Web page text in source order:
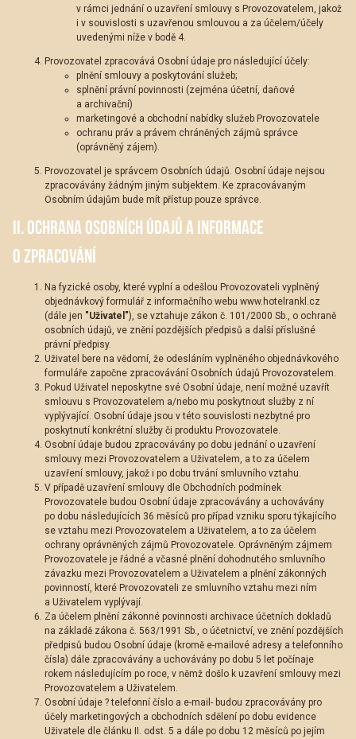
v rámci jednání o uzavření smlouvy s Provozovatelem, jakož
i v souvislosti s uzavřenou smlouvou a za účelem/účely
uvedenými níže v bodě 4.
Provozovatel zpracovává Osobní údaje pro následující účely:
plnění smlouvy a poskytování služeb;
splnění právní povinnosti (zejména účetní, daňové
a archivační)
marketingové a obchodní nabídky služeb Provozovatele
ochranu práv a právem chráněných zájmů správce
(oprávněný zájem).
Provozovatel je správcem Osobních údajů. Osobní údaje nejsou
zpracovávány žádným jiným subjektem. Ke zpracovávaným
Osobním údajům bude mít přístup pouze správce.
II. OCHRANA OSOBNÍCH ÚDAJŮ A INFORMACE
O ZPRACOVÁNÍ
Na fyzické osoby, které vyplní a odešlou Provozovateli vyplněný
objednávkový formulář z informačního webu www.hotelrankl.cz
(dále jen "Uživatel"), se vztahuje zákon č. 101/2000 Sb., o ochraně
osobních údajů, ve znění pozdějších předpisů a další příslušné
právní předpisy.
Uživatel bere na vědomí, že odesláním vyplněného objednávkového
formuláře započne zpracovávání Osobních údajů Provozovatelem.
Pokud Uživatel neposkytne své Osobní údaje, není možné uzavřít
smlouvu s Provozovatelem a/nebo mu poskytnout služby z ní
vyplývající. Osobní údaje jsou v této souvislosti nezbytné pro
poskytnutí konkrétní služby či produktu Provozovatele.
Osobní údaje budou zpracovávány po dobu jednání o uzavření
smlouvy mezi Provozovatelem a Uživatelem, a to za účelem
uzavření smlouvy, jakož i po dobu trvání smluvního vztahu.
V případě uzavření smlouvy dle Obchodních podmínek
Provozovatele budou Osobní údaje zpracovávány a uchovávány
po dobu následujících 36 měsíců pro případ vzniku sporu týkajícího
se vztahu mezi Provozovatelem a Uživatelem, a to za účelem
ochrany oprávněných zájmů Provozovatele. Oprávněným zájmem
Provozovatele je řádné a včasné plnění dohodnutého smluvního
závazku mezi Provozovatelem a Uživatelem a plnění zákonných
povinností, které Provozovateli ze smluvního vztahu mezi ním
a Uživatelem vyplývají.
Za účelem plnění zákonné povinnosti archivace účetních dokladů
na základě zákona č. 563/1991 Sb., o účetnictví, ve znění pozdějších
předpisů budou Osobní údaje (kromě e-mailové adresy a telefonního
čísla) dále zpracovávány a uchovávány po dobu 5 let počínaje
rokem následujícím po roce, v němž došlo k uzavření smlouvy mezi
Provozovatelem a Uživatelem.
Osobní údaje ? telefonní číslo a e-mail- budou zpracovávány pro
účely marketingových a obchodních sdělení po dobu evidence
Uživatele dle článku II. odst. 5 a dále po dobu 12 měsíců po jejím